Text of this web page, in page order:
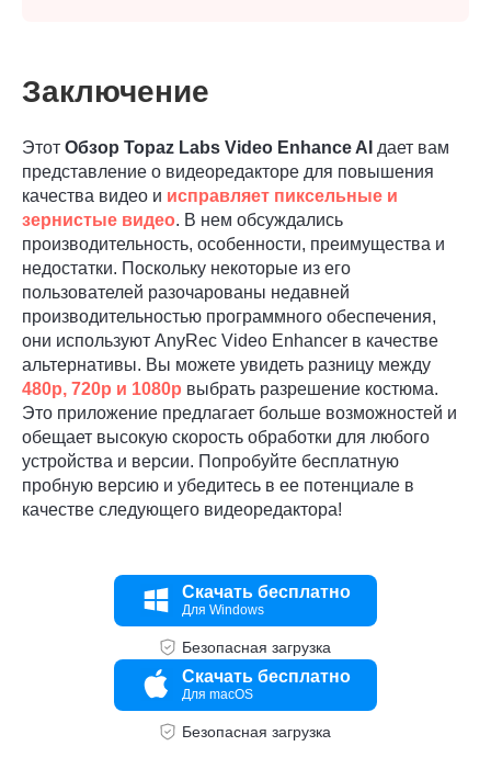
Заключение
Этот Обзор Topaz Labs Video Enhance AI дает вам
представление о видеоредакторе для повышения
качества видео и исправляет пиксельные и
зернистые видео. В нем обсуждались
производительность, особенности, преимущества и
недостатки. Поскольку некоторые из его
пользователей разочарованы недавней
производительностью программного обеспечения,
они используют AnyRec Video Enhancer в качестве
альтернативы. Вы можете увидеть разницу между
480p, 720p и 1080p выбрать разрешение костюма.
Это приложение предлагает больше возможностей и
обещает высокую скорость обработки для любого
устройства и версии. Попробуйте бесплатную
пробную версию и убедитесь в ее потенциале в
качестве следующего видеоредактора!
Скачать бесплатно
Для Windows
Безопасная загрузка
Скачать бесплатно
Для macOS
Безопасная загрузка